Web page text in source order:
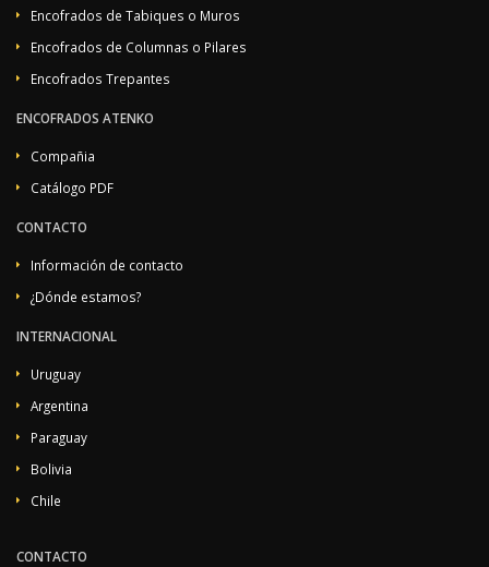
Encofrados de Tabiques o Muros
Encofrados de Columnas o Pilares
Encofrados Trepantes
ENCOFRADOS ATENKO
Compañia
Catálogo PDF
CONTACTO
Información de contacto
¿Dónde estamos?
INTERNACIONAL
Uruguay
Argentina
Paraguay
Bolivia
Chile
CONTACTO